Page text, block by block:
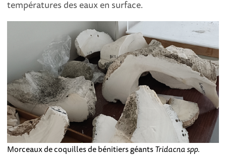
températures des eaux en surface.
Morceaux de coquilles de bénitiers géantsTridacna spp.